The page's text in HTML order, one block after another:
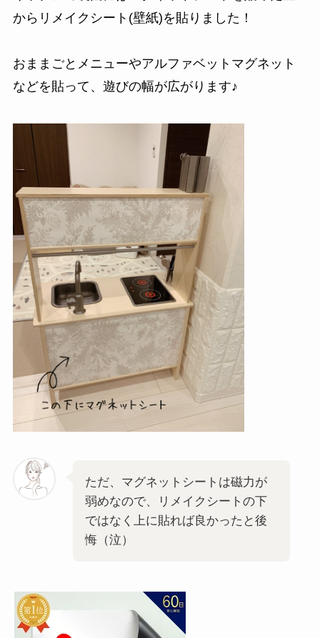
からリメイクシート(壁紙)を貼りました！
おままごとメニューやアルファベットマグネット
などを貼って、遊びの幅が広がります♪
ただ、マグネットシートは磁力が
弱めなので、リメイクシートの下
ではなく上に貼れば良かったと後
悔（泣）